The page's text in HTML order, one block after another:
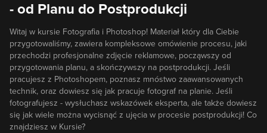
- od Planu do Postprodukcji
Witaj w kursie Fotografia i Photoshop! Materiał który dla Ciebie
przygotowaliśmy, zawiera kompleksowe omówienie procesu, jaki
przechodzi profesjonalne zdjęcie reklamowe, począwszy od
przygotowania planu, a skończywszy na postprodukcji. Jeśli
pracujesz z Photoshopem, poznasz mnóstwo zaawansowanych
technik, oraz dowiesz się jak pracuje fotograf na planie. Jeśli
fotografujesz - wysłuchasz wskazówek eksperta, ale także dowiesz
się jak wiele można wycisnąć z ujęcia w procesie postprodukcji! Co
znajdziesz w Kursie?